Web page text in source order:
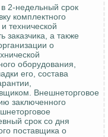
2-недельный срок
комплектного
технической
а также
о
оборудования,
его, состава
Внешнеторговое
заключенного
срок со дня
поставщика о